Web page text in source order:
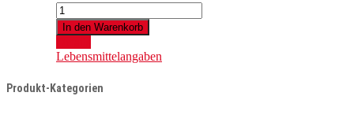
Welschriesling
Seestern
2025
Menge
In den Warenkorb
Lebensmittelangaben
Produkt-Kategorien